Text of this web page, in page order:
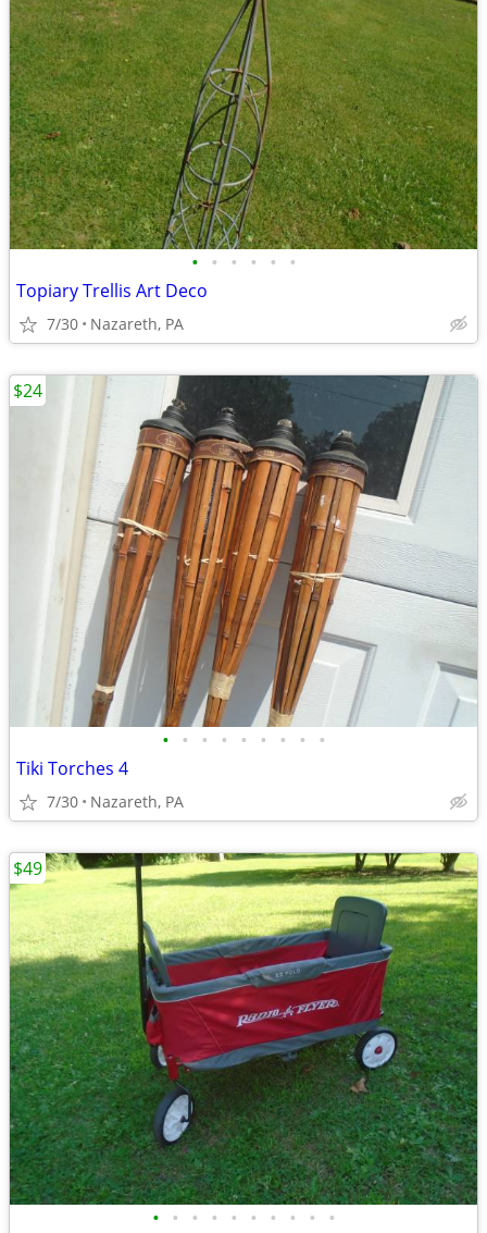
• • • • • •
Topiary Trellis Art Deco
7/30 Nazareth, PA
• • • • • • • • •
Tiki Torches 4
7/30 Nazareth, PA
$24
• • • • • • • • • •
$49